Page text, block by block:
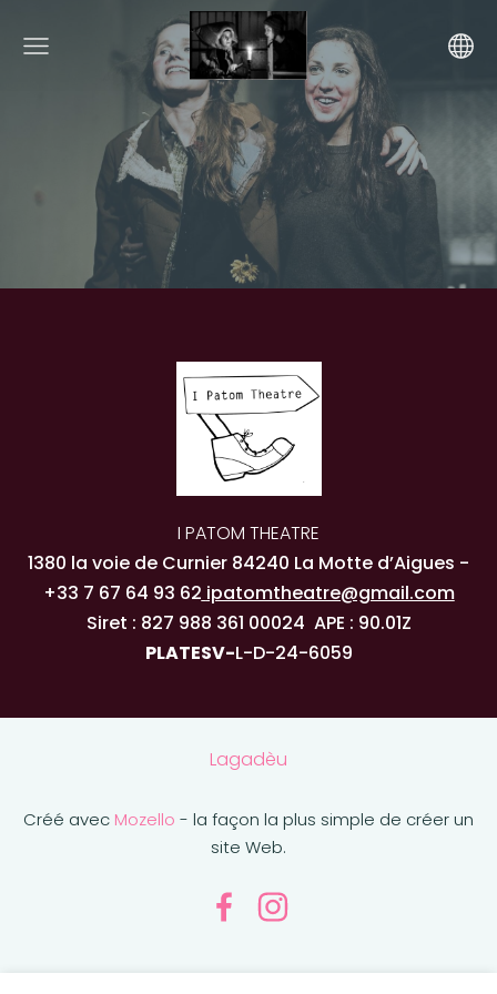
I PATOM THEATRE
1380 la voie de Curnier 84240 La Motte d’Aigues -
+33 7 67 64 93 62 ipatomtheatre@gmail.com
Siret : 827 988 361 00024 APE : 90.01Z
PLATESV-L-D-24-6059
Lagadèu
Créé avec Mozello - la façon la plus simple de créer un
site Web.